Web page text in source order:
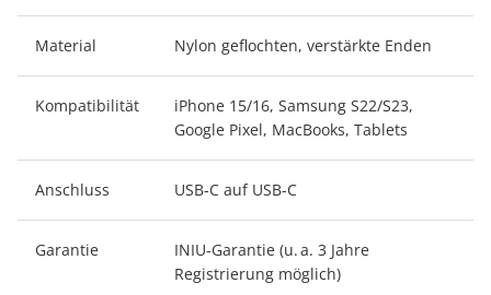
Material Nylon geflochten, verstärkte Enden
Kompatibilität
iPhone 15/16, Samsung S22/S23,
Google Pixel, MacBooks, Tablets
Anschluss USB-C auf USB-C
Garantie
INIU-Garantie (u. a. 3 Jahre
Registrierung möglich)